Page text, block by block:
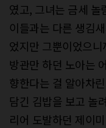
였고, 그녀는 금세 놀
이들과는 다른 생김
었지만 그뿐이었으
방관만 하던 노아는
향한다는 걸 알아차
담긴 김밥을 보고 놀
리어 도발하던 제이